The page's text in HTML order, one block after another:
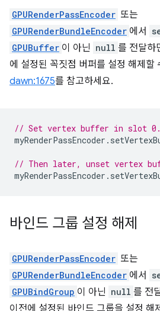
GPURenderPassEncoder 또는
GPURenderBundleEncoder 에서
GPUBuffer 이 아닌 null 를 전달하
에 설정된 꼭짓점 버퍼를 설정 해제할
dawn:1675를 참고하세요.
// Set vertex buffer in slot 0.
myRenderPassEncoder .
// Then later, unset vertex
myRenderPassEncoder .
바인드 그룹 설정 해제
GPURenderPassEncoder 또는
GPURenderBundleEncoder 에서
GPUBindGroup 이 아닌 null 를 전
이전에 설정된 바인드 그룹을 설정 해